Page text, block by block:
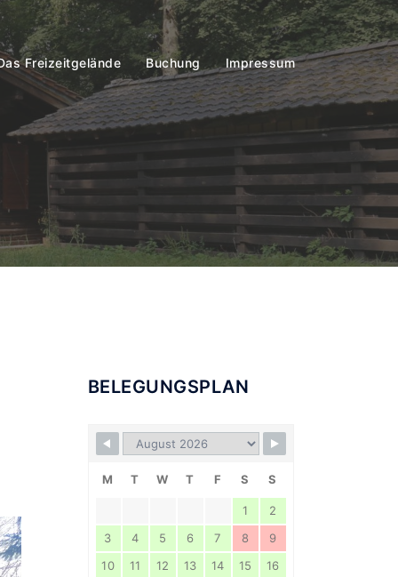
Freizeitgelände Buchung Impressum
BELEGUNGSPLAN
M T W T F S S
1
2
3
4 5 6 7 8
9
10
11 12 13 14 15
16